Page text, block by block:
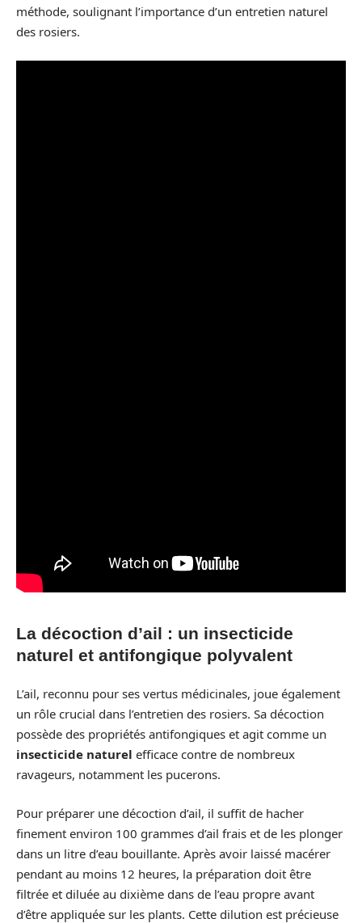
méthode, soulignant l’importance d’un entretien naturel
des rosiers.
La décoction d’ail : un insecticide
naturel et antifongique polyvalent
L’ail, reconnu pour ses vertus médicinales, joue également
un rôle crucial dans l’entretien des rosiers. Sa décoction
possède des propriétés antifongiques et agit comme un
insecticide naturel efficace contre de nombreux
ravageurs, notamment les pucerons.
Pour préparer une décoction d’ail, il suffit de hacher
finement environ 100 grammes d’ail frais et de les plonger
dans un litre d’eau bouillante. Après avoir laissé macérer
pendant au moins 12 heures, la préparation doit être
filtrée et diluée au dixième dans de l’eau propre avant
d’être appliquée sur les plants. Cette dilution est précieuse